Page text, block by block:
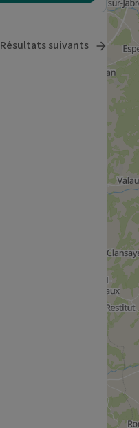
Résultats suivants